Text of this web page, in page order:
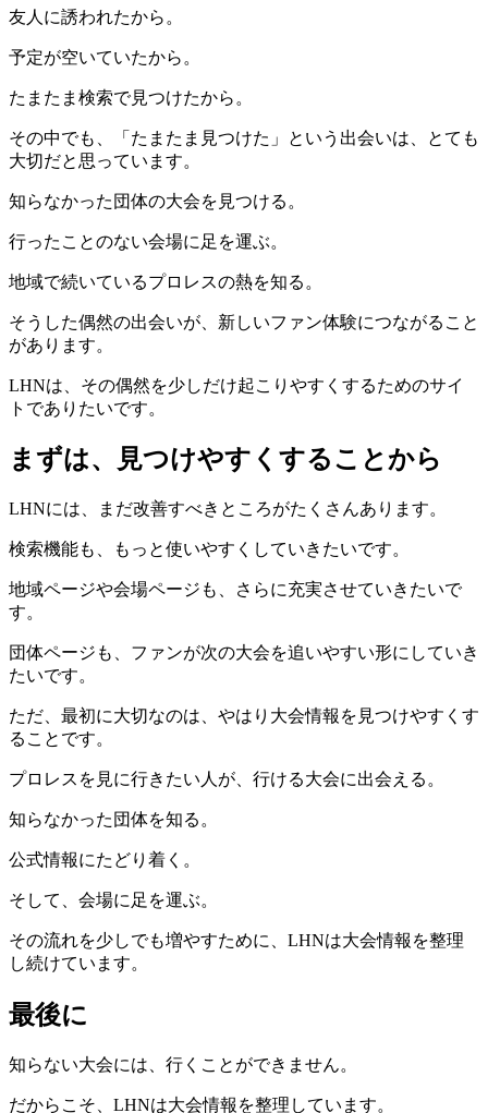
友人に誘われたから。
予定が空いていたから。
たまたま検索で見つけたから。
その中でも、「たまたま見つけた」という出会いは、とても
大切だと思っています。
知らなかった団体の大会を見つける。
行ったことのない会場に足を運ぶ。
地域で続いているプロレスの熱を知る。
そうした偶然の出会いが、新しいファン体験につながること
があります。
LHNは、その偶然を少しだけ起こりやすくするためのサイ
トでありたいです。
まずは、見つけやすくすることから
LHNには、まだ改善すべきところがたくさんあります。
検索機能も、もっと使いやすくしていきたいです。
地域ページや会場ページも、さらに充実させていきたいで
す。
団体ページも、ファンが次の大会を追いやすい形にしていき
たいです。
ただ、最初に大切なのは、やはり大会情報を見つけやすくす
ることです。
プロレスを見に行きたい人が、行ける大会に出会える。
知らなかった団体を知る。
公式情報にたどり着く。
そして、会場に足を運ぶ。
その流れを少しでも増やすために、LHNは大会情報を整理
し続けています。
最後に
知らない大会には、行くことができません。
だからこそ、LHNは大会情報を整理しています。